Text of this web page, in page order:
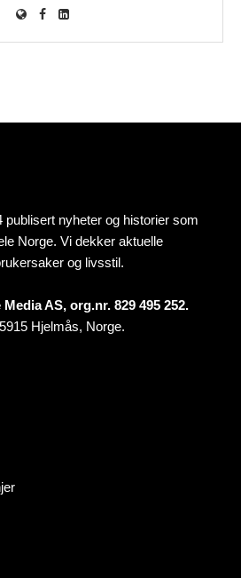
publisert nyheter og historier som
Norge. Vi dekker aktuelle
og livsstil.
AS, org.nr. 829 495 252.
Hjelmås, Norge.